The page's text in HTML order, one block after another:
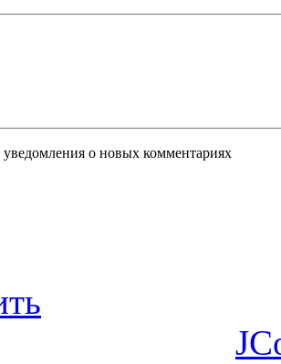
уведомления о новых комментариях